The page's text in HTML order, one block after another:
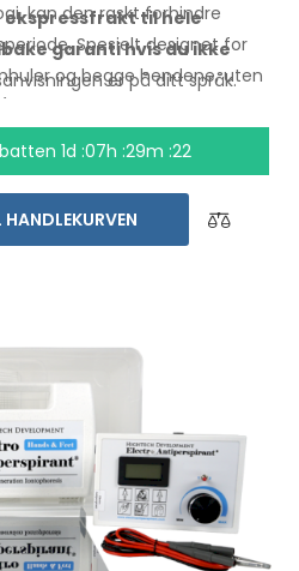
kan den raskt forhindre
Spesielt designet for
og begge hendene, uten
dette er inkludert i
ekspressfrakt til hele
garanti hvis du ikke
er på ditt språk.
1d :07h :29m :21
HANDLEKURVEN